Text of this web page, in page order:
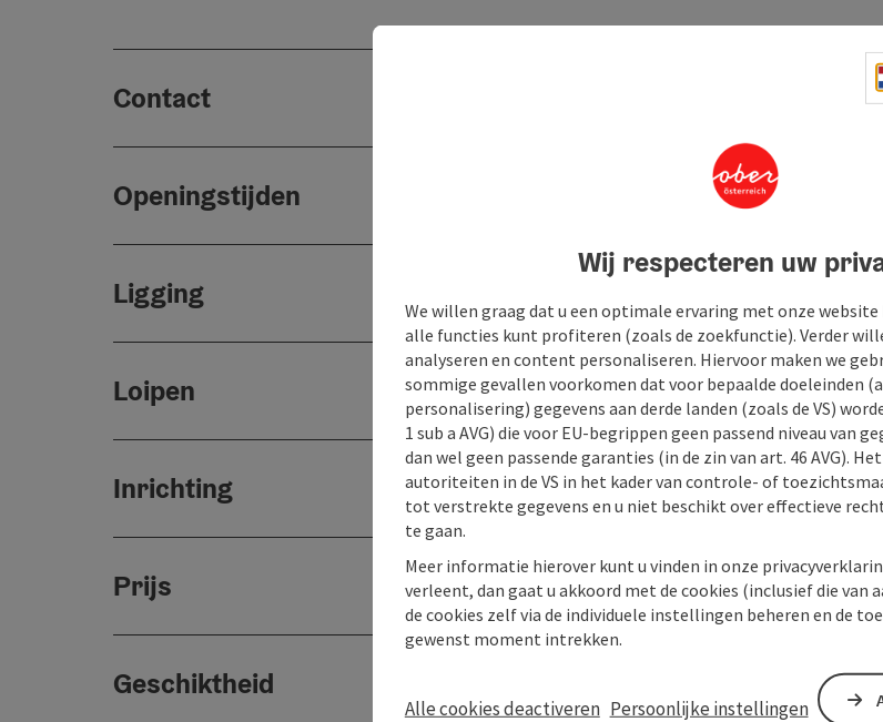
Contact
Openingstijden
Ligging
Loipen
Inrichting
Prijs
Geschiktheid
Wij respecteren uw
We willen graag dat u een optimale ervaring met onze
alle functies kunt profiteren (zoals de zoekfunctie). Verder
analyseren en content personaliseren. Hiervoor maken we
sommige gevallen voorkomen dat voor bepaalde doeleinden
personalisering) gegevens aan derde landen (zoals de VS)
1 sub a AVG) die voor EU-begrippen geen passend niveau van
dan wel geen passende garanties (in de zin van art. 46 AVG).
autoriteiten in de VS in het kader van controle- of
tot verstrekte gegevens en u niet beschikt over effectieve
te gaan.
Meer informatie hierover kunt u vinden in onze
verleent, dan gaat u akkoord met de cookies (inclusief die van
de cookies zelf via de individuele instellingen beheren en de
gewenst moment intrekken.
Alle cookies deactiveren Persoonlijke instellingen